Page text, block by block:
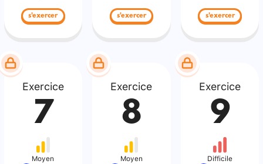
s'exercer s'exercer s'exercer
Exercice
7
Moyen
Exercice
8
Moyen
Exercice
9
Difficile